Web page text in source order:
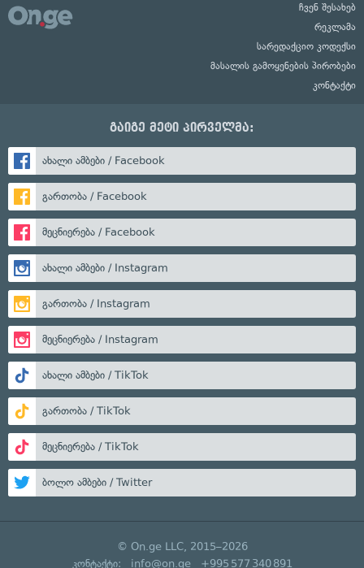
ჩვენ შესახებ
რეკლამა
სარედაქციო კოდექსი
მასალის გამოყენების პირობები
კონტაქტი
გაიგე მეტი პირველმა:
ახალი ამბები / Facebook
გართობა / Facebook
მეცნიერება / Facebook
ახალი ამბები / Instagram
გართობა / Instagram
მეცნიერება / Instagram
ახალი ამბები / TikTok
გართობა / TikTok
მეცნიერება / TikTok
ბოლო ამბები / Twitter
© On.ge LLC, 2015–2026
კონტაქტი: info@on.ge +995 577 340 891